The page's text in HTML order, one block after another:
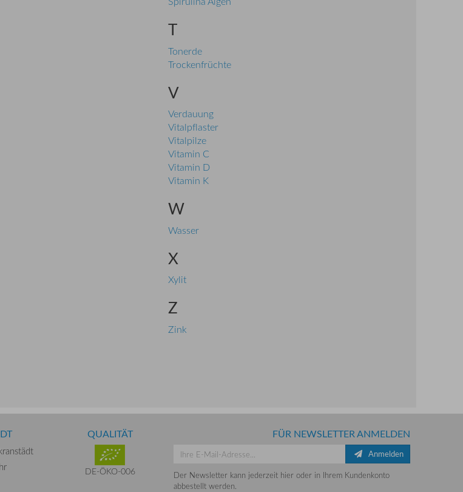
T
Tonerde
Trockenfrüchte
V
Verdauung
Vitalpflaster
Vitalpilze
Vitamin C
Vitamin D
Vitamin K
W
Wasser
X
Xylit
Z
Zink
QUALITÄT
DE-ÖKO-006
FÜR NEWSLETTER ANMELDEN
Anmelden
Der Newsletter kann jederzeit hier oder in Ihrem Kundenkonto
abbestellt werden.